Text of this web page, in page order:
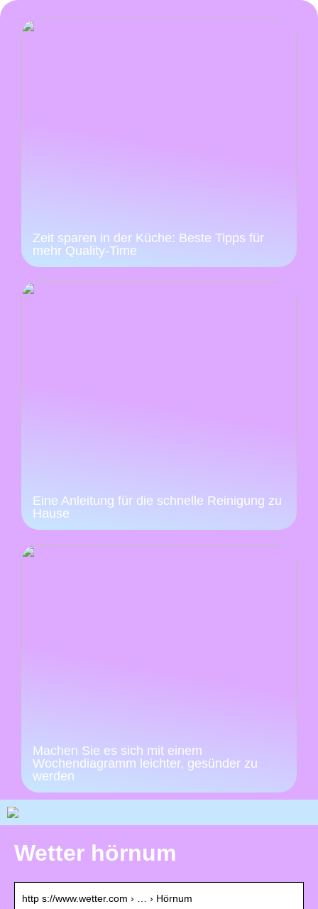
Zeit sparen in der Küche: Beste Tipps für
mehr Quality-Time
Eine Anleitung für die schnelle Reinigung zu
Hause
Machen Sie es sich mit einem
Wochendiagramm leichter, gesünder zu
werden
Wetter hörnum
http s://www.wetter.com › … › Hörnum